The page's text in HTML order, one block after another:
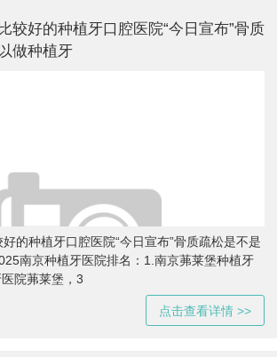
较好的种植牙口腔医院“今日宣布”骨质
做种植牙
的种植牙口腔医院“今日宣布”骨质疏松是不是
南京种植牙医院排名：1.南京茀莱堡种植牙
院茀莱堡，3
点击查看详情 >>